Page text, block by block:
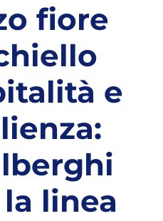
fiore
e
linea